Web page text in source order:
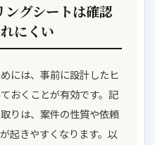
ングシートは確認
にくい
には、事前に設計したヒ
おくことが有効です。記
りは、案件の性質や依頼
起きやすくなります。以